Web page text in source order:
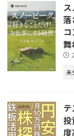
落
舞
未
テ
投